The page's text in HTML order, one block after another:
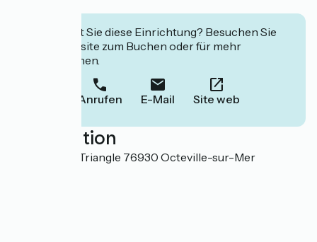
Interessiert Sie diese Einrichtung? Besuchen Sie
deren Website zum Buchen oder für mehr
Informationen.
Anrufen E-Mail Site web
Localisation
4 Chemin du Triangle 76930 Octeville-sur-Mer